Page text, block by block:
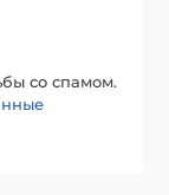
со спамом.